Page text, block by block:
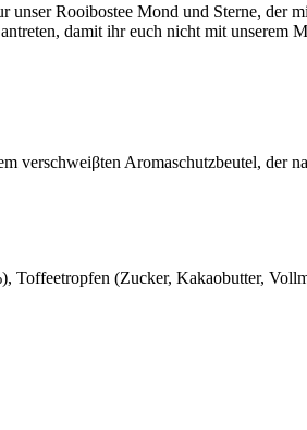
Rooibostee Mond und Sterne, der
damit ihr euch nicht mit unserem
verschweiβten Aromaschutzbeutel, der
Toffeetropfen (Zucker, Kakaobutter,